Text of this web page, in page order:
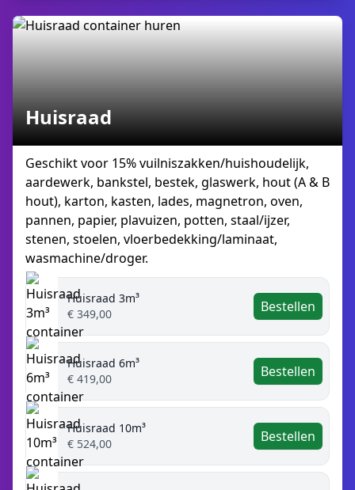
Huisraad
Geschikt voor 15% vuilniszakken/huishoudelijk,
aardewerk, bankstel, bestek, glaswerk, hout (A & B
hout), karton, kasten, lades, magnetron, oven,
pannen, papier, plavuizen, potten, staal/ijzer,
stenen, stoelen, vloerbedekking/laminaat,
wasmachine/droger.
Huisraad 3m³
€ 349,00
Bestellen
Huisraad 6m³
€ 419,00
Bestellen
Huisraad 10m³
€ 524,00
Bestellen